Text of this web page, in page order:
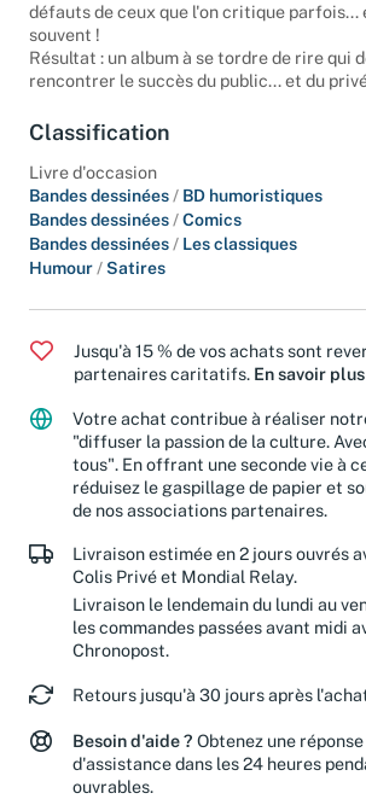
défauts de ceux que l'on critique parfois...
souvent !
Résultat : un album à se tordre de rire qui
rencontrer le succès du public... et du
Classification
Livre d'occasion
Bandes dessinées / BD humoristiques
Bandes dessinées /Comics
Bandes dessinées / Les classiques
Humour /Satires
Jusqu'à 15 % de vos achats sont
partenaires caritatifs. En savoir plus
Votre achat contribue à réaliser
"diffuser la passion de la culture.
tous". En offrant une seconde vie à
réduisez le gaspillage de papier et
de nos associations partenaires.
Livraison estimée en 2 jours ouvrés
Colis Privé et Mondial Relay.
Livraison le lendemain du lundi au
les commandes passées avant midi
Chronopost.
Retours jusqu'à 30 jours après
Besoin d'aide ? Obtenez une
d'assistance dans les 24 heures
ouvrables.